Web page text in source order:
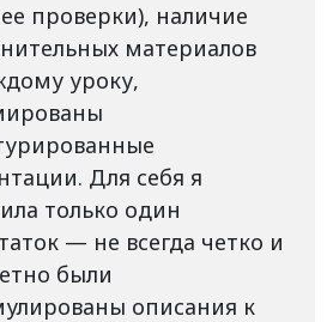
проверки), наличие
материалов
уроку,
Для себя я
только один
— не всегда четко и
были
описания к